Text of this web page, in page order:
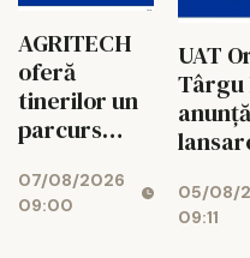
AGRITECH
oferă
tinerilor un
parcurs
conectat cu
realitatea
07/08/2026
09:00
UAT
Târgu
anunță
05/08/
09:11